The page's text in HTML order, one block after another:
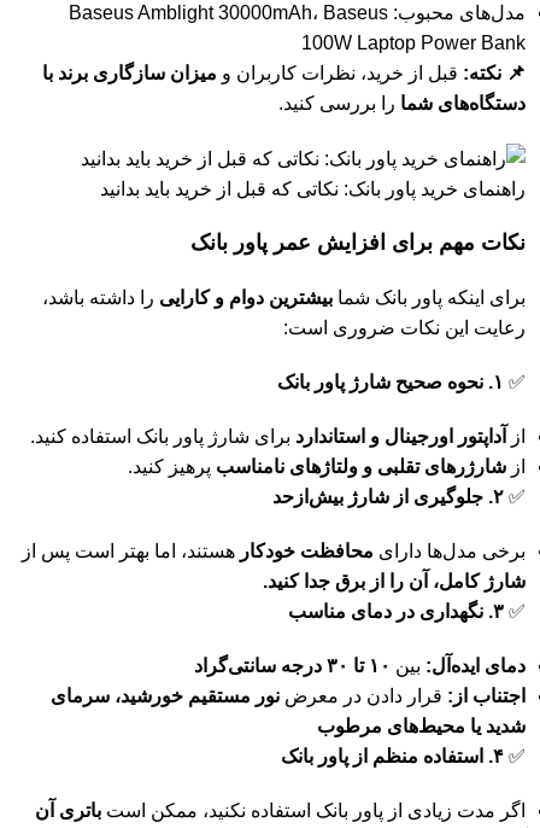
مدل‌های محبوب: Baseus Amblight 30000mAh، Baseus
100W Laptop Power Bank
📌 نکته: قبل از خرید، نظرات کاربران و میزان سازگاری برند با
دستگاه‌های شما را بررسی کنید.
راهنمای خرید پاور بانک: نکاتی که قبل از خرید باید بدانید
نکات مهم برای افزایش عمر پاور بانک
برای اینکه پاور بانک شما بیشترین دوام و کارایی را داشته باشد،
رعایت این نکات ضروری است:
✅ ۱. نحوه صحیح شارژ پاور بانک
از آداپتور اورجینال و استاندارد برای شارژ پاور بانک استفاده کنید.
از شارژرهای تقلبی و ولتاژهای نامناسب پرهیز کنید.
✅ ۲. جلوگیری از شارژ بیش‌ازحد
برخی مدل‌ها دارای محافظت خودکار هستند، اما بهتر است پس از
شارژ کامل، آن را از برق جدا کنید.
✅ ۳. نگهداری در دمای مناسب
دمای ایده‌آل: بین ۱۰ تا ۳۰ درجه سانتی‌گراد
اجتناب از: قرار دادن در معرض نور مستقیم خورشید، سرمای
شدید یا محیط‌های مرطوب
✅ ۴. استفاده منظم از پاور بانک
اگر مدت زیادی از پاور بانک استفاده نکنید، ممکن است باتری آن